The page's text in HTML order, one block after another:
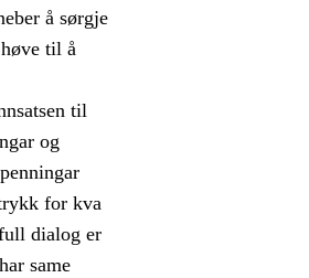
å sørgje
til å
til
og
for kva
dialog er
same